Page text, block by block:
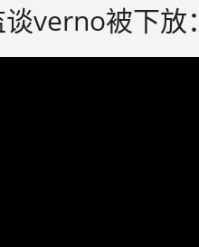
谈verno被下